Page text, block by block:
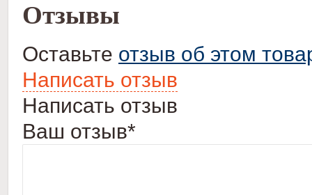
Отзывы
Оставьте отзыв об этом
Написать отзыв
Написать отзыв
Ваш отзыв*